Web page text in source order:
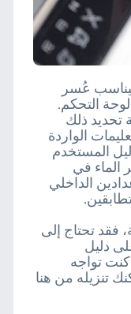
عُسر
التحكم.
ذلك
الواردة
المستخدم
الماء في
الداخلي
فقد تحتاج إلى
دليل
تواجه
تنزيله من هنا